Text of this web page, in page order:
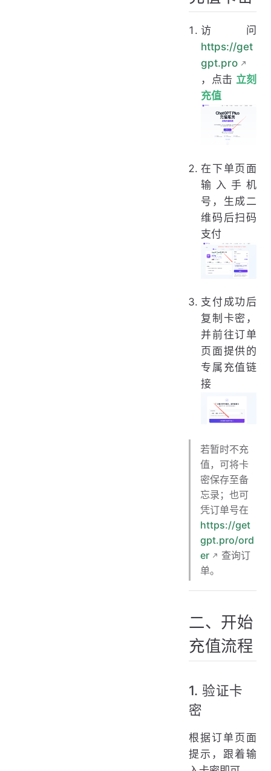
访问
https://get
gpt.pro
，点击 立刻
充值
在下单页面
输入手机
号，生成二
维码后扫码
支付
支付成功后
复制卡密，
并前往订单
页面提供的
专属充值链
接
若暂时不充
值，可将卡
密保存至备
忘录；也可
凭订单号在
https://get
gpt.pro/ord
er
查询订
单。
二、开始
充值流程
1. 验证卡
密
根据订单页面
提示，跟着输